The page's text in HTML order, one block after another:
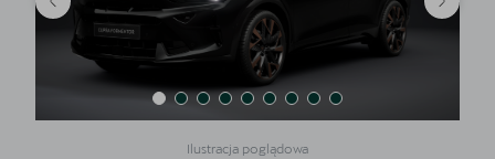
Ilustracja poglądowa